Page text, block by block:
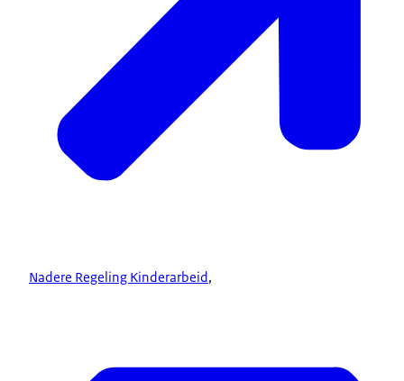
Nadere Regeling Kinderarbeid,